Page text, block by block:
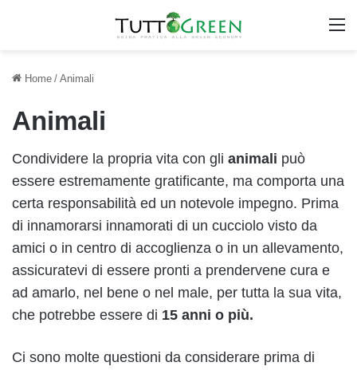
Home / Animali
Animali
Condividere la propria vita con gli animali può
essere estremamente gratificante, ma comporta una
certa responsabilità ed un notevole impegno. Prima
di innamorarsi innamorati di un cucciolo visto da
amici o in centro di accoglienza o in un allevamento,
assicuratevi di essere pronti a prendervene cura e
ad amarlo, nel bene o nel male, per tutta la sua vita,
che potrebbe essere di 15 anni o più.
Ci sono molte questioni da considerare prima di